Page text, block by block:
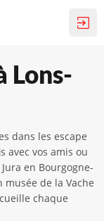
Lons-
dans les escape
avec vos amis ou
en Bourgogne-
musée de la Vache
chaque